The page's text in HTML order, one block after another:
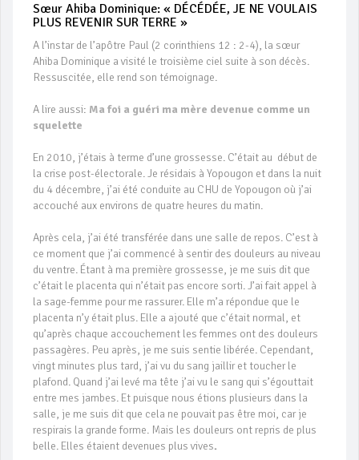
Sœur Ahiba Dominique: « DÉCÉDÉE, JE NE VOULAIS
PLUS REVENIR SUR TERRE »
A l’instar de l’apôtre Paul (2 corinthiens 12 : 2-4), la sœur
Ahiba Dominique a visité le troisième ciel suite à son décès.
Ressuscitée, elle rend son témoignage.
A lire aussi: Ma foi a guéri ma mère devenue comme un
squelette
En 2010, j’étais à terme d’une grossesse. C’était au début de
la crise post-électorale. Je résidais à Yopougon et dans la nuit
du 4 décembre, j’ai été conduite au CHU de Yopougon où j’ai
accouché aux environs de quatre heures du matin.
Après cela, j’ai été transférée dans une salle de repos. C’est à
ce moment que j’ai commencé à sentir des douleurs au niveau
du ventre. Étant à ma première grossesse, je me suis dit que
c’était le placenta qui n’était pas encore sorti. J’ai fait appel à
la sage-femme pour me rassurer. Elle m’a répondue que le
placenta n’y était plus. Elle a ajouté que c’était normal, et
qu’après chaque accouchement les femmes ont des douleurs
passagères. Peu après, je me suis sentie libérée. Cependant,
vingt minutes plus tard, j’ai vu du sang jaillir et toucher le
plafond. Quand j’ai levé ma tête j’ai vu le sang qui s’égouttait
entre mes jambes. Et puisque nous étions plusieurs dans la
salle, je me suis dit que cela ne pouvait pas être moi, car je
respirais la grande forme. Mais les douleurs ont repris de plus
belle. Elles étaient devenues plus vives.